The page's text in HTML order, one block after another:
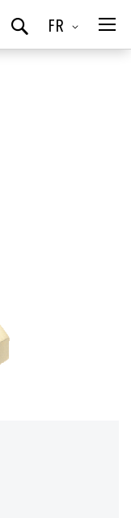
Langue
FR
Chercher